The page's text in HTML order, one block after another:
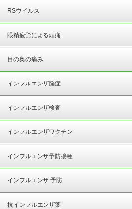
RSウイルス
眼精疲労による頭痛
目の奥の痛み
インフルエンザ脳症
インフルエンザ検査
インフルエンザワクチン
インフルエンザ予防接種
インフルエンザ 予防
抗インフルエンザ薬